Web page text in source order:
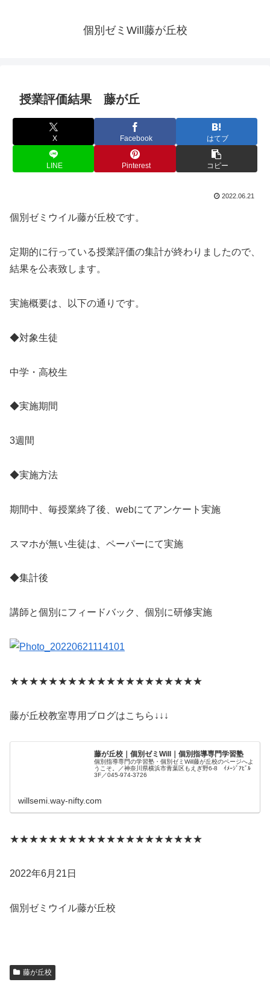
個別ゼミWill藤が丘校
授業評価結果 藤が丘
X Facebook はてブ
LINE Pinterest コピー
2022.06.21
個別ゼミウイル藤が丘校です。
定期的に行っている授業評価の集計が終わりましたので、
結果を公表致します。
実施概要は、以下の通りです。
◆対象生徒
中学・高校生
◆実施期間
3週間
◆実施方法
期間中、毎授業終了後、webにてアンケート実施
スマホが無い生徒は、ペーパーにて実施
◆集計後
講師と個別にフィードバック、個別に研修実施
★★★★★★★★★★★★★★★★★★★★
藤が丘校教室専用ブログはこちら↓↓↓
藤が丘校｜個別ゼミWill｜個別指導専門学習塾
個別指導専門の学習塾・個別ゼミWill藤が丘校のページへよ
うこそ。／神奈川県横浜市青葉区もえぎ野6-8 ｲﾒｰｼﾞｱﾋﾞﾙ
3F／045-974-3726
willsemi.way-nifty.com
★★★★★★★★★★★★★★★★★★★★
2022年6月21日
個別ゼミウイル藤が丘校
藤が丘校